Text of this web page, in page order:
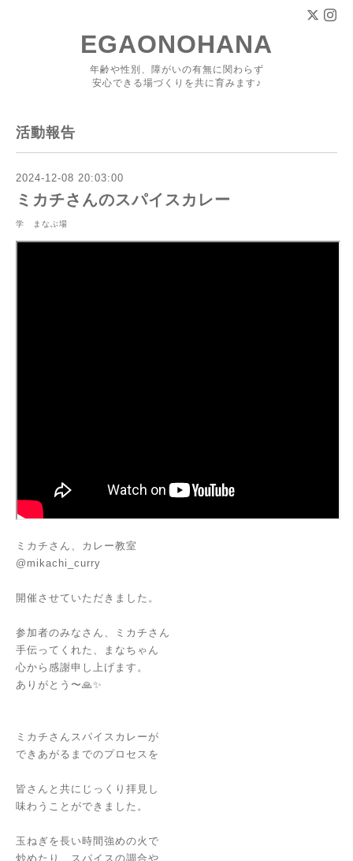
EGAONOHANA
年齢や性別、障がいの有無に関わらず
安心できる場づくりを共に育みます♪
活動報告
2024-12-08 20:03:00
ミカチさんのスパイスカレー
学 まなぶ場
ミカチさん、カレー教室
@mikachi_curry
開催させていただきました。
参加者のみなさん、ミカチさん
手伝ってくれた、まなちゃん
心から感謝申し上げます。
ありがとう〜🙏✨
ミカチさんスパイスカレーが
できあがるまでのプロセスを
皆さんと共にじっくり拝見し
味わうことができました。
玉ねぎを長い時間強めの火で
炒めたり、スパイスの調合や